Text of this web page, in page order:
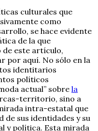
culturales que
como
se hace evidente
de la que
de este artículo,
por aquí. No sólo en la
identitarios
políticos
actual” sobre la
territorio, sino a
intra-estatal que
de sus identidades y su
y política. Esta mirada